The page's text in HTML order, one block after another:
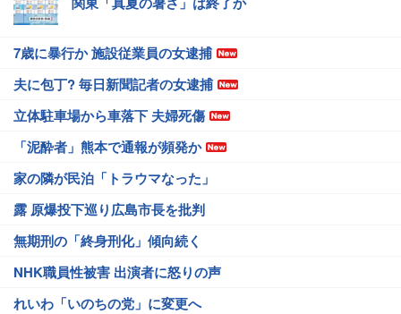
7歳に暴行か 施設従業員の女逮捕
夫に包丁? 毎日新聞記者の女逮捕
立体駐車場から車落下 夫婦死傷
「泥酔者」熊本で通報が頻発か
家の隣が民泊「トラウマなった」
露 原爆投下巡り広島市長を批判
無期刑の「終身刑化」傾向続く
NHK職員性被害 出演者に怒りの声
れいわ「いのちの党」に変更へ